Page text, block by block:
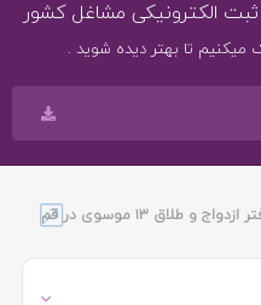
تا بهتر دیده شوید .
ازدواج و طلاق ۱۳ موسوی در قم